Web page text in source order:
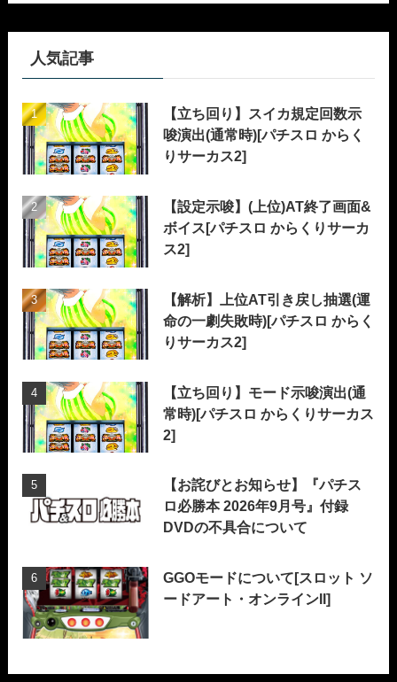
人気記事
【立ち回り】スイカ規定回数示
唆演出(通常時)[パチスロ からく
りサーカス2]
【設定示唆】(上位)AT終了画面&
ボイス[パチスロ からくりサーカ
ス2]
【解析】上位AT引き戻し抽選(運
命の一劇失敗時)[パチスロ からく
りサーカス2]
【立ち回り】モード示唆演出(通
常時)[パチスロ からくりサーカス
2]
【お詫びとお知らせ】『パチス
ロ必勝本 2026年9月号』付録
DVDの不具合について
GGOモードについて[スロット ソ
ードアート・オンラインII]